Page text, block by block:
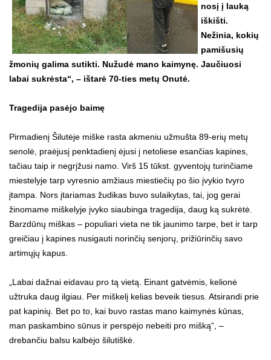
nosį į lauką
iškišti.
Nežinia, kokių
pamišusių
žmonių galima sutikti. Nužudė mano kaimynę. Jaučiuosi
labai sukrėsta“, – ištarė 70-ties metų Onutė.
Tragedija pasėjo baimę
Pirmadienį Šilutėje miške rasta akmeniu užmušta 89-erių metų
senolė, praėjusį penktadienį ėjusi į netoliese esančias kapines,
tačiau taip ir negrįžusi namo. Virš 15 tūkst. gyventojų turinčiame
miestelyje tarp vyresnio amžiaus miestiečių po šio įvykio tvyro
įtampa. Nors įtariamas žudikas buvo sulaikytas, tai, jog gerai
žinomame miškelyje įvyko siaubinga tragedija, daug ką sukrėtė.
Barzdūnų miškas – populiari vieta ne tik jaunimo tarpe, bet ir tarp
greičiau į kapines nusigauti norinčių senjorų, prižiūrinčių savo
artimųjų kapus.
„Labai dažnai eidavau pro tą vietą. Einant gatvėmis, kelionė
užtruka daug ilgiau. Per miškelį kelias beveik tiesus. Atsirandi prie
pat kapinių. Bet po to, kai buvo rastas mano kaimynės kūnas,
man paskambino sūnus ir perspėjo nebeiti pro mišką“, –
drebančiu balsu kalbėjo šilutiškė.